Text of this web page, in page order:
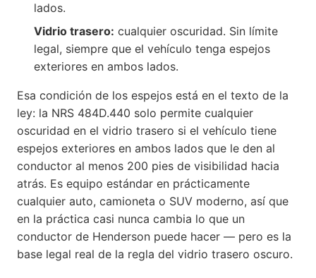
lados.
Vidrio trasero: cualquier oscuridad. Sin límite
legal, siempre que el vehículo tenga espejos
exteriores en ambos lados.
Esa condición de los espejos está en el texto de la
ley: la NRS 484D.440 solo permite cualquier
oscuridad en el vidrio trasero si el vehículo tiene
espejos exteriores en ambos lados que le den al
conductor al menos 200 pies de visibilidad hacia
atrás. Es equipo estándar en prácticamente
cualquier auto, camioneta o SUV moderno, así que
en la práctica casi nunca cambia lo que un
conductor de Henderson puede hacer — pero es la
base legal real de la regla del vidrio trasero oscuro.